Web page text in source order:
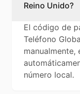
Reino Unido?
El código de
Teléfono
manualmente,
número local.